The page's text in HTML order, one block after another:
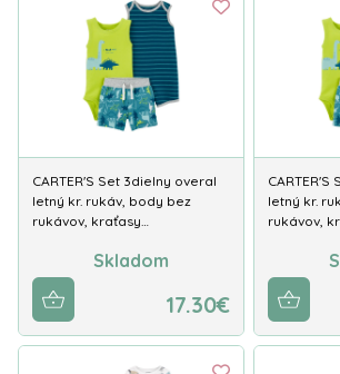
CARTER'S Set 3dielny overal
letný kr. rukáv, body bez
rukávov, kraťasy…
Skladom
17.30€
letný kr.
rukávov,